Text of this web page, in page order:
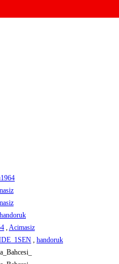
handoruk
,Acimasiz
, handoruk